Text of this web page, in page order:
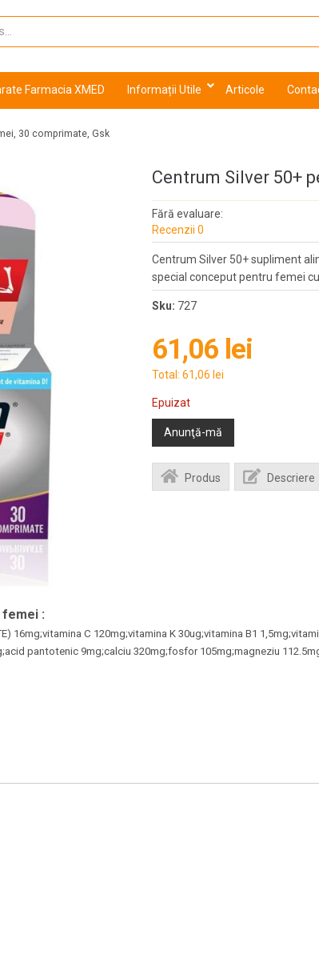
Farmacia XMED Informații Utile Articole
30 comprimate, Gsk
Centrum Silver 50+
Fără evaluare:
Recenzii 0
Centrum Silver 50+ supliment
special conceput pentru femei
Sku: 727
61,06 lei
Total: 61,06 lei
Epuizat
Anunţă-mă
Produs Descriere
:
16mg;vitamina C 120mg;vitamina K 30ug;vitamina B1
pantotenic 9mg;calciu 320mg;fosfor 105mg;magneziu